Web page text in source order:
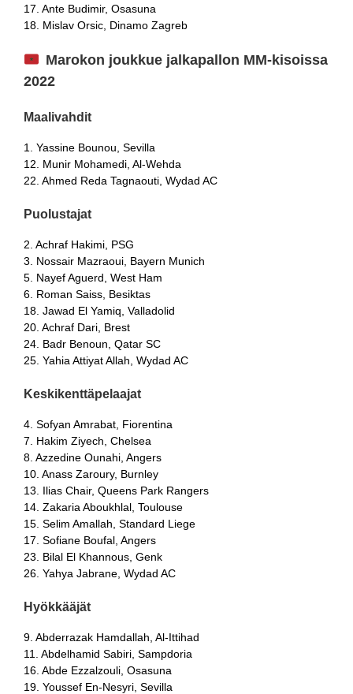
17. Ante Budimir, Osasuna
18. Mislav Orsic, Dinamo Zagreb
Marokon joukkue jalkapallon MM-kisoissa
2022
Maalivahdit
1. Yassine Bounou, Sevilla
12. Munir Mohamedi, Al-Wehda
22. Ahmed Reda Tagnaouti, Wydad AC
Puolustajat
2. Achraf Hakimi, PSG
3. Nossair Mazraoui, Bayern Munich
5. Nayef Aguerd, West Ham
6. Roman Saiss, Besiktas
18. Jawad El Yamiq, Valladolid
20. Achraf Dari, Brest
24. Badr Benoun, Qatar SC
25. Yahia Attiyat Allah, Wydad AC
Keskikenttäpelaajat
4. Sofyan Amrabat, Fiorentina
7. Hakim Ziyech, Chelsea
8. Azzedine Ounahi, Angers
10. Anass Zaroury, Burnley
13. Ilias Chair, Queens Park Rangers
14. Zakaria Aboukhlal, Toulouse
15. Selim Amallah, Standard Liege
17. Sofiane Boufal, Angers
23. Bilal El Khannous, Genk
26. Yahya Jabrane, Wydad AC
Hyökkääjät
9. Abderrazak Hamdallah, Al-Ittihad
11. Abdelhamid Sabiri, Sampdoria
16. Abde Ezzalzouli, Osasuna
19. Youssef En-Nesyri, Sevilla